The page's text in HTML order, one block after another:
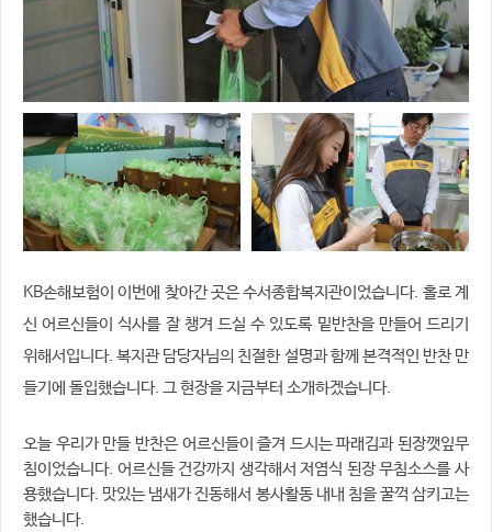
KB손해보험이 이번에 찾아간 곳은 수서종합복지관이었습니다. 홀로 계
신 어르신들이 식사를 잘 챙겨 드실 수 있도록 밑반찬을 만들어 드리기
위해서입니다. 복지관 담당자님의 친절한 설명과 함께 본격적인 반찬 만
들기에 돌입했습니다. 그 현장을 지금부터 소개하겠습니다.
오늘 우리가 만들 반찬은 어르신들이 즐겨 드시는 파래김과 된장깻잎무
침이었습니다. 어르신들 건강까지 생각해서 저염식 된장 무침소스를 사
용했습니다. 맛있는 냄새가 진동해서 봉사활동 내내 침을 꿀꺽 삼키고는
했습니다.